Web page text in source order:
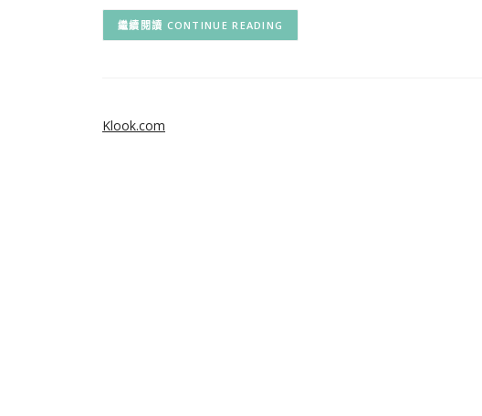
CONTINUE READING
Klook.com